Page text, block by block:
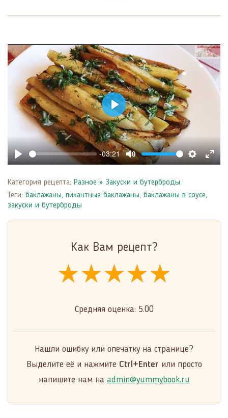
Play
-03:21
Mute
Settings
Enter
Play
Категория рецепта: Разное » Закуски и бутерброды
Теги: баклажаны, пикантные баклажаны, баклажаны в соусе,
закуски и бутерброды
Как Вам рецепт?
★★★★★
★★★★★
★★★★★
Средняя оценка: 5.00
Нашли ошибку или опечатку на странице?
Выделите её и нажмите Ctrl+Enter или просто
напишите нам на admin@yummybook.ru